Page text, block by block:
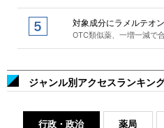
対象成分にラメルテオ
OTC類似薬、一増一減で
ジャンル別アクセスランキン
行政・政治 薬局